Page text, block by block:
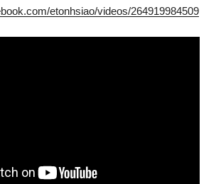
etonhsiao/videos/264919984509